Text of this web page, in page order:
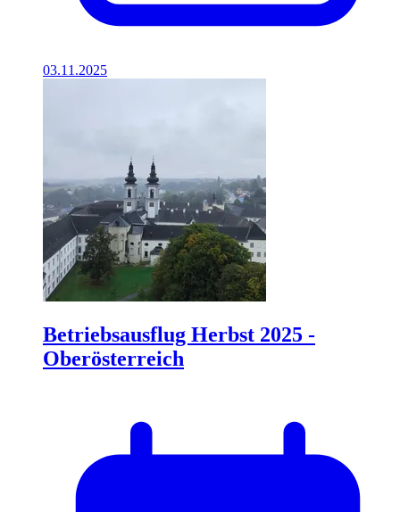
03.11.2025
Betriebsausflug Herbst 2025 -
Oberösterreich